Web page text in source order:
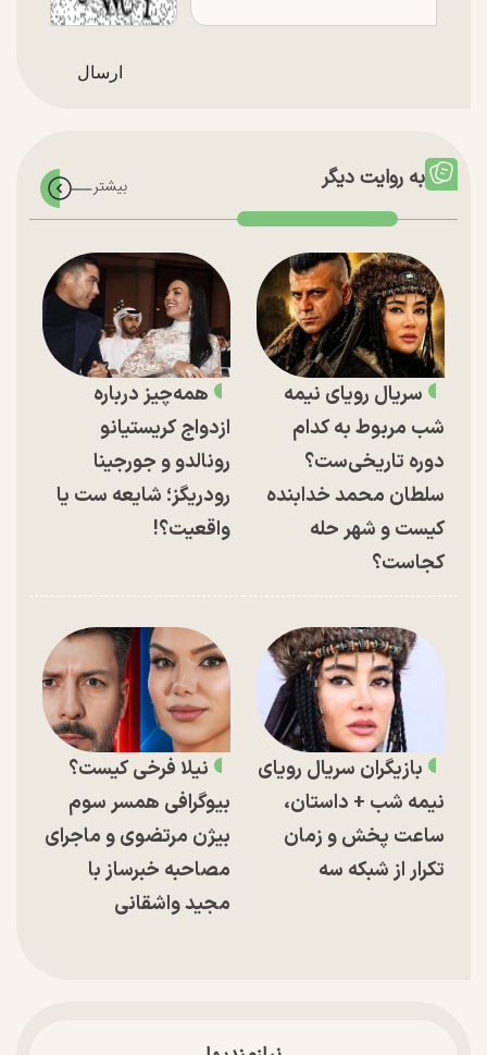
به روایت دیگر
سریال رویای نیمه
شب مربوط به کدام
دوره تاریخی‌ست؟
سلطان محمد خدابنده
کیست و شهر حله
کجاست؟
همه‌چیز درباره
ازدواج کریستیانو
رونالدو و جورجینا
رودریگز؛ شایعه ست یا
واقعیت؟!
بازیگران سریال رویای
نیمه شب + داستان،
ساعت پخش و زمان
تکرار از شبکه سه
نیلا فرخی کیست؟
بیوگرافی همسر سوم
بیژن مرتضوی و ماجرای
مصاحبه خبرساز با
مجید واشقانی